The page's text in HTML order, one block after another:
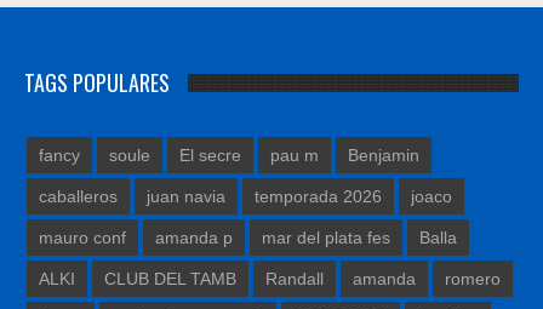
TAGS POPULARES
fancy soule El secre pau m Benjamin
caballeros juan navia temporada 2026 joaco
mauro conf amanda p mar del plata fes Balla
ALKI CLUB DEL TAMB Randall amanda romero